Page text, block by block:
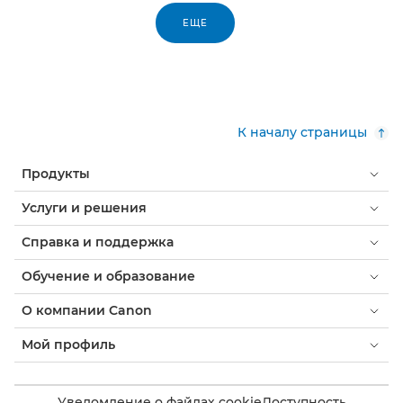
ЕЩЕ
К началу страницы
Продукты
Услуги и решения
Справка и поддержка
Обучение и образование
О компании Canon
Мой профиль